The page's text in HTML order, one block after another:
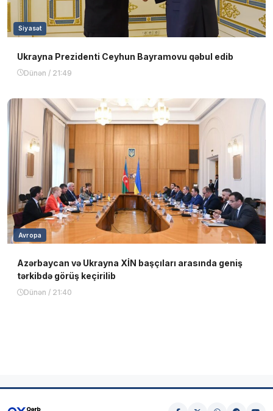
Siyasət
Ukrayna Prezidenti Ceyhun Bayramovu qəbul edib
Dünən / 21:49
Avropa
Azərbaycan və Ukrayna XİN başçıları arasında geniş
tərkibdə görüş keçirilib
Dünən / 21:40